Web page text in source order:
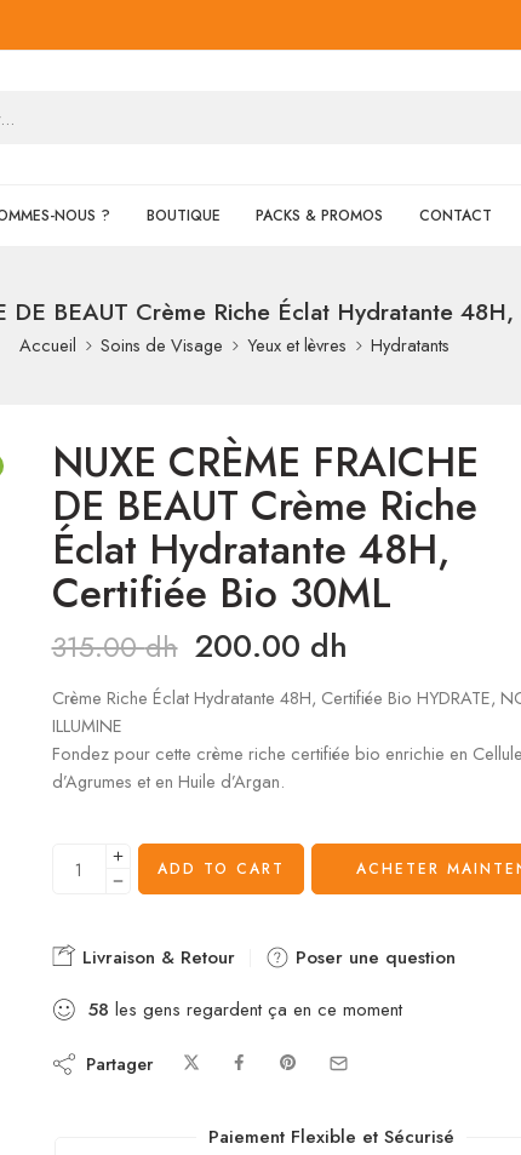
NOUS ? BOUTIQUE PACKS & PROMOS CONTACT
DE BEAUT Crème Riche Éclat Hydratante
Accueil Soins de Visage Yeux et lèvres Hydratants
NUXE CRÈME FRAICHE
DE BEAUT Crème Riche
Éclat Hydratante 48H,
Certifiée Bio 30ML
315.00dh 200.00 dh
Crème Riche Éclat Hydratante 48H, Certifiée Bio HYDRATE,
ILLUMINE
Fondez pour cette crème riche certifiée bio enrichie en
d’Agrumes et en Huile d’Argan.
ADD TO CART ACHETER
Livraison & Retour
Poser une question
58 les gens regardent ça en ce moment
Partager
Paiement Flexible et Sécurisé